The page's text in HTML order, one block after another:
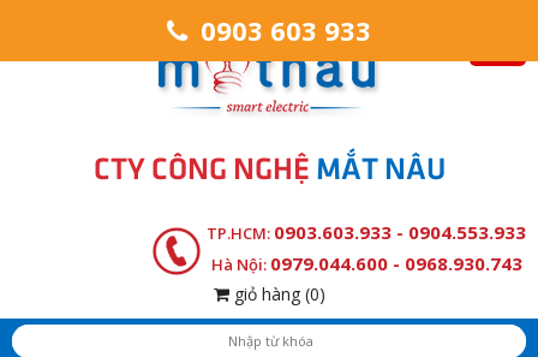
CTY CÔNG NGHỆ MẮT NÂU
TP.HCM: 0903.603.933 - 0904.553.933
Hà Nội: 0979.044.600 - 0968.930.743
giỏ hàng (0)
0903 603 933